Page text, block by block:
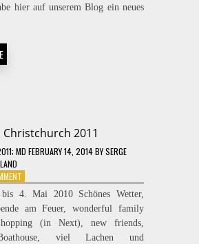
hier auf unserem Blog ein neues
Christchurch 2011
; MD FEBRUARY 14, 2014BYSERGE
ON
CHRISTCHURCH
2011
4. Mai 2010 Schönes Wetter,
am Feuer, wonderful family
(in Next), new friends,
viel Lachen und